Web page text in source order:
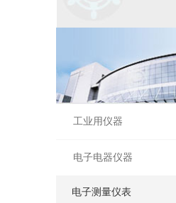
工业用仪器
电子电器仪器
电子测量仪表